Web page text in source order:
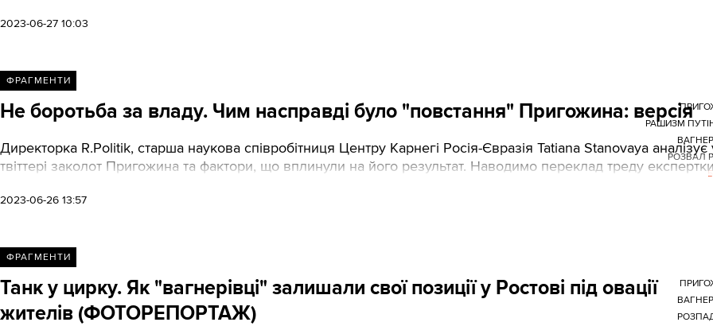
2023-06-27 10:03
ФРАГМЕНТИ
Не боротьба за владу. Чим насправді було "повстання" Пригожина: версія
Директорка R.Politik, старша наукова співробітниця Центру Карнегі Росія-Євразія Tatiana Stanovaya аналізує
твіттері заколот Пригожина та фактори, що вплинули на його результат. Наводимо переклад треду
2023-06-26 13:57
РАШИЗМ
РОЗВАЛ
ФРАГМЕНТИ
Танк у цирку. Як "вагнерівці" залишали свої позиції у Ростові під овації
жителів (ФОТОРЕПОРТАЖ)